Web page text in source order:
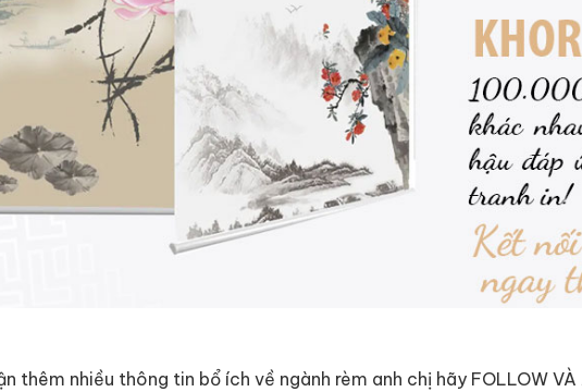
thêm nhiều thông tin bổ ích về ngành rèm anh chị hãy FOLLOW VÀ